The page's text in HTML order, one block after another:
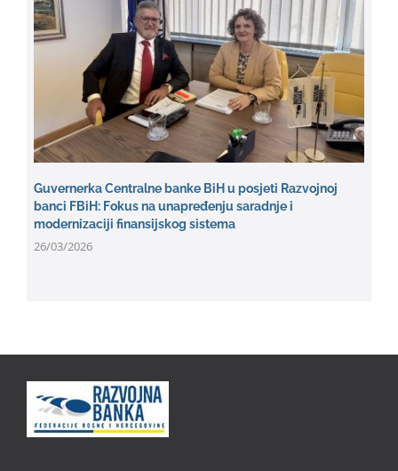
Guvernerka Centralne banke BiH u posjeti Razvojnoj
banci FBiH: Fokus na unapređenju saradnje i
modernizaciji finansijskog sistema
26/03/2026